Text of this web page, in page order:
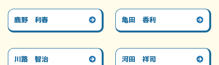
鹿野 利春 亀田 香利
川路 智治 河田 祥司